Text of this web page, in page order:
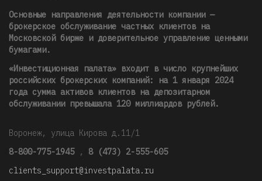
Основные направления деятельности компании —
брокерское обслуживание частных клиентов на
Московской бирже и доверительное управление ценными
бумагами.
«Инвестиционная палата» входит в число крупнейших
российских брокерских компаний: на 1 января 2024
года сумма активов клиентов на депозитарном
обслуживании превышала 120 миллиардов рублей.
Воронеж, улица Кирова д.11/1
8-800-775-1945 , 8 (473) 2-555-605
clients_support@investpalata.ru